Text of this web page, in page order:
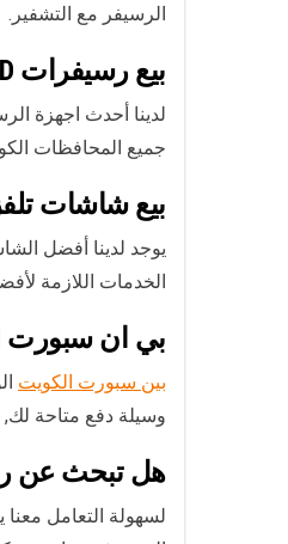
الرسيفر مع التشفير.
بيع رسيفرات HD
جميع المحافظات
بيع شاشات
الخدمات اللازمة
بي ان سبورت
بين سبورت الكويت
وسيلة دفع متاحة
هل تبحث عن